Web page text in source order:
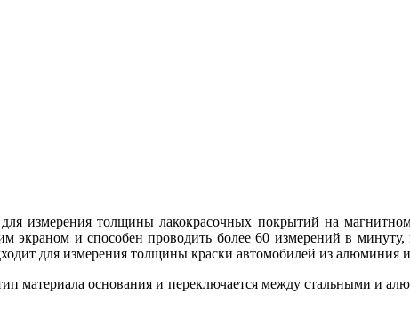
измерения толщины лакокрасочных покрытий на
и способен проводить более 60 измерений в
для измерения толщины краски автомобилей из алюминия
материала основания и переключается между стальными и